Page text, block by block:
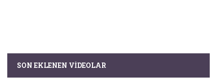
SON EKLENEN VIDEOLAR